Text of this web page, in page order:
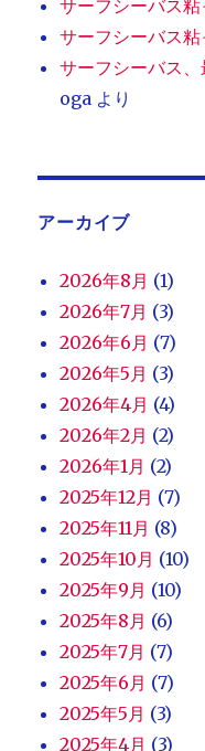
サーフシーバス
サーフシーバス
サーフシーバス、
oga より
アーカイブ
2026年8月 (1)
2026年7月 (3)
2026年6月 (7)
2026年5月 (3)
2026年4月 (4)
2026年2月 (2)
2026年1月 (2)
2025年12月 (7)
2025年11月 (8)
2025年10月 (10)
2025年9月 (10)
2025年8月 (6)
2025年7月 (7)
2025年6月 (7)
2025年5月 (3)
2025年4月 (3)